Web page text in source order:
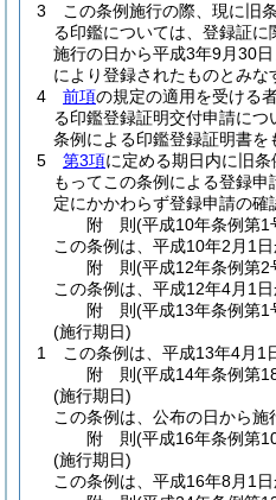
3
この条例施行の際、現に旧
る印鑑については、登録証
施行の日から平成3年9月30
により登録されたものとみな
4
前項の規定の適用を受ける
る印鑑登録証明交付申請に
条例による印鑑登録証明書を
5
第3項に定める期日内に旧
もってこの条例による登録申
定にかかわらず登録申請の確
附 則(平成10年条例第1
この条例は、平成10年2月1日
附 則(平成12年条例第2
この条例は、平成12年4月1日
附 則(平成13年条例第1
(施行期日)
1
この条例は、平成13年4月1
附 則(平成14年条例第
(施行期日)
この条例は、公布の日から施
附 則(平成16年条例第
(施行期日)
この条例は、平成16年8月1日